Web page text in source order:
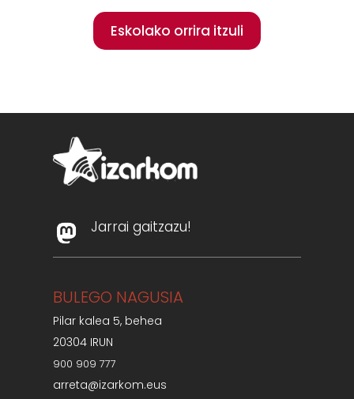
Eskolako orrira itzuli
Jarrai gaitzazu!
BULEGO NAGUSIA
Pilar kalea 5, behea
20304 IRUN
900 909 777
arreta@izarkom.eus